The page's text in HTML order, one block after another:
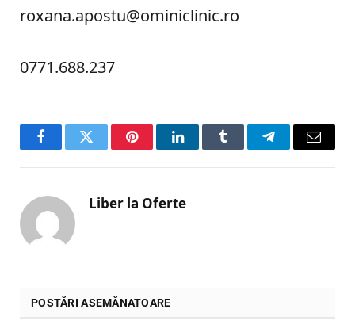
roxana.apostu@ominiclinic.ro
0771.688.237
FacebookTwitter PinterestLinkedInTumblr TelegramEmail
Liber la Oferte
POSTĂRI ASEMĂNATOARE